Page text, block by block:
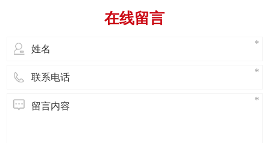
点，俩人在里面拖好安全绳。4.负责在外面
安装的人员，一定要带上安全帽和手套，
在线留言